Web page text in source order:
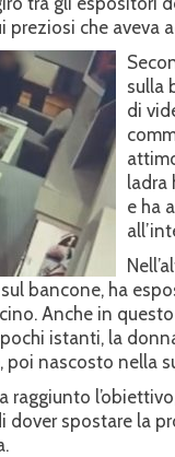
che aveva
sulla
di
ladra
e ha
bancone, ha
Anche in
istanti, la
poi nascosto nella
raggiunto
dover spostare la